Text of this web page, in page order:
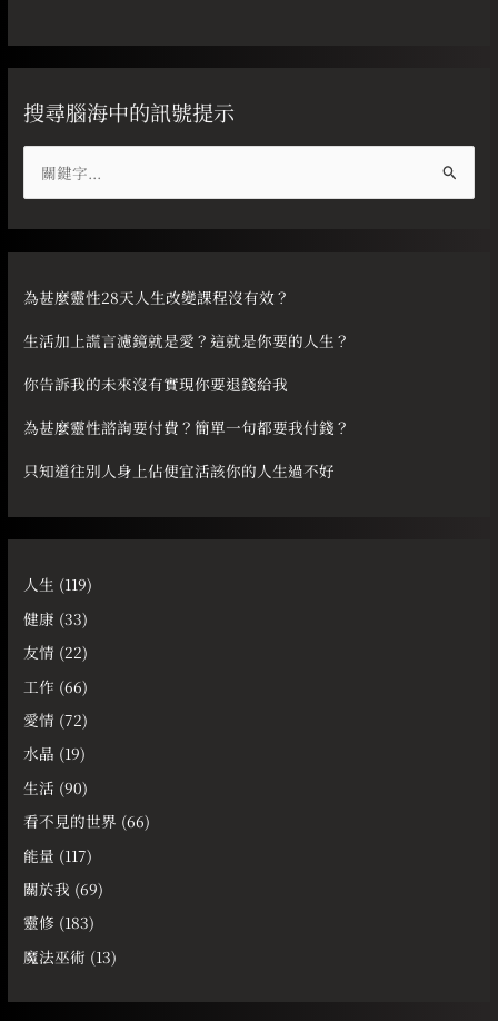
搜尋腦海中的訊號提示
尋
關
字
為甚麼靈性28天人生改變課程沒有效？
生活加上謊言濾鏡就是愛？這就是你要的人生？
你告訴我的未來沒有實現你要退錢給我
為甚麼靈性諮詢要付費？簡單一句都要我付錢？
只知道往別人身上佔便宜活該你的人生過不好
人生 (119)
健康 (33)
友情 (22)
工作 (66)
愛情 (72)
水晶 (19)
生活 (90)
看不見的世界 (66)
能量 (117)
關於我 (69)
靈修 (183)
魔法巫術 (13)